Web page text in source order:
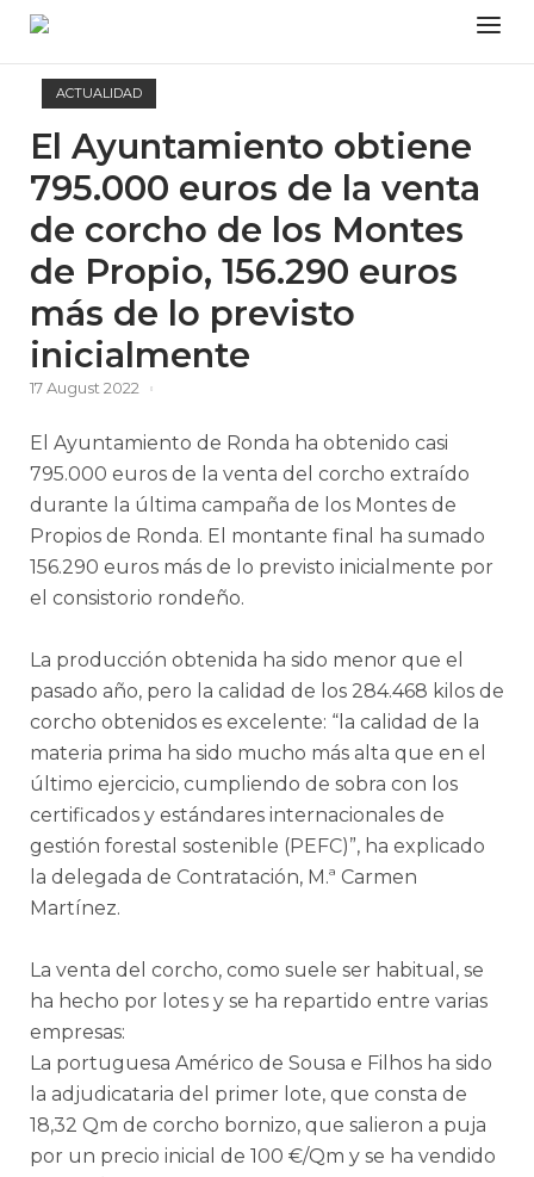
Skip
content
Menu
ACTUALIDAD
El Ayuntamiento obtiene
795.000 euros de la venta
de corcho de los Montes
de Propio, 156.290 euros
más de lo previsto
inicialmente
17 August 2022
El Ayuntamiento de Ronda ha obtenido casi
795.000 euros de la venta del corcho extraído
durante la última campaña de los Montes de
Propios de Ronda. El montante final ha sumado
156.290 euros más de lo previsto inicialmente por
el consistorio rondeño.
La producción obtenida ha sido menor que el
pasado año, pero la calidad de los 284.468 kilos de
corcho obtenidos es excelente: “la calidad de la
materia prima ha sido mucho más alta que en el
último ejercicio, cumpliendo de sobra con los
certificados y estándares internacionales de
gestión forestal sostenible (PEFC)”, ha explicado
la delegada de Contratación, M.ª Carmen
Martínez.
La venta del corcho, como suele ser habitual, se
ha hecho por lotes y se ha repartido entre varias
empresas:
La portuguesa Américo de Sousa e Filhos ha sido
la adjudicataria del primer lote, que consta de
18,32 Qm de corcho bornizo, que salieron a puja
por un precio inicial de 100 €/Qm y se ha vendido